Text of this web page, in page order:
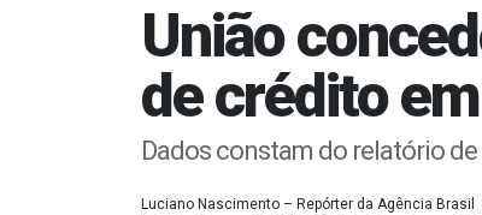
União
de crédito
Dados constam do relatório
Luciano Nascimento – Repórter da Agência Brasil